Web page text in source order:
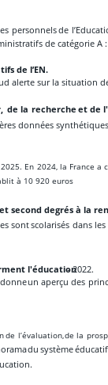
personnelsde
de catégorie A
de l’EN.
alerte sur la situation
de la recherche et de
données
2025. En 2024, la France a
à 10 920 euros
second degrés à la
sontscolarisés dans les
l'éducation - 2022.
donneun aperçu des
de l’évaluation,de la
du systèmeéducatif